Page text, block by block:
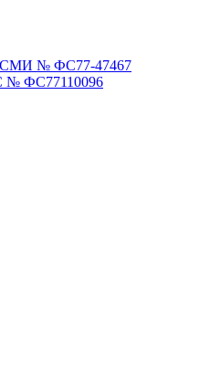
СМИ № ФС77-47467
№ ФС77110096